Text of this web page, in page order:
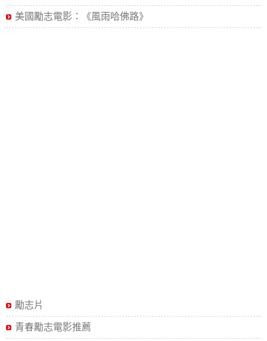
美國勵志電影：《風雨哈佛路》
勵志片
青春勵志電影推薦